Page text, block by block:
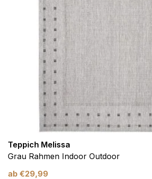
Teppich Melissa
Grau Rahmen Indoor Outdoor
ab €29,99